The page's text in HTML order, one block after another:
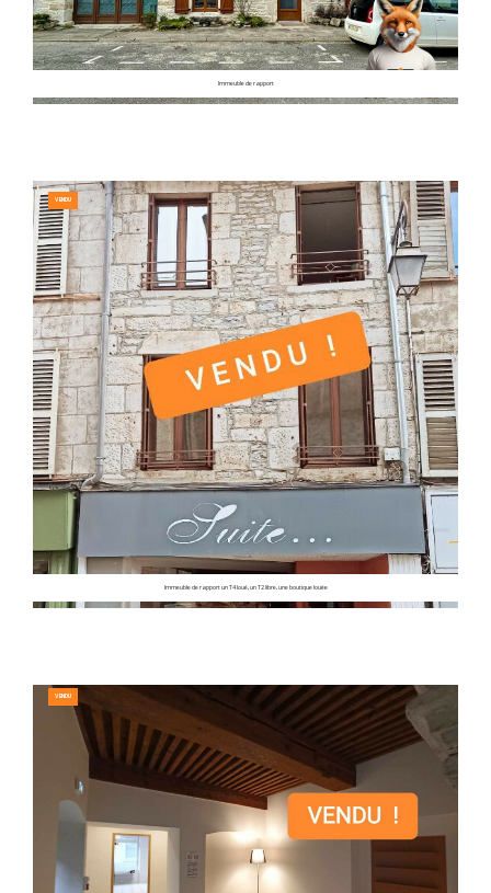
Immeuble de rapport
VENDU
Immeuble de rapport un T4 loué, un T2 libre, une boutique louée
VENDU